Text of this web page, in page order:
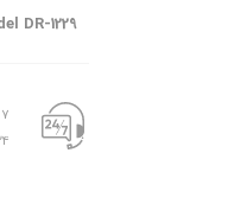
DR-1229
۷ روز هفته
۲۴